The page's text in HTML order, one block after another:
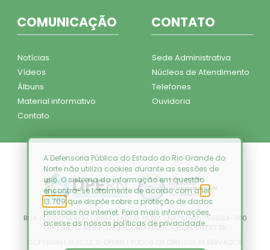
COMUNICAÇÃO
Notícias
Vídeos
Álbuns
Material informativo
Contato
CONTATO
Sede Administrativa
Núcleos de Atendimento
Telefones
Ouvidoria
RUA SÉRGIO SEVERO, 2037 | LAGOA NOVA | NATAL-RN | 59063-380
(84) 98132.9399 | DEFENSORIAPUBLICA@DPE.RN.DEF.BR
A Defensoria Pública do Estado do Rio Grande do
Norte não utiliza cookies durante as sessões de
uso. O sistema da informação em questão
encontra-se totalmente de acordo com alei
13.709 que dispõe sobre a proteção de dados
pessoais na internet. Para mais informações,
acesse as nossas políticas de privacidade.